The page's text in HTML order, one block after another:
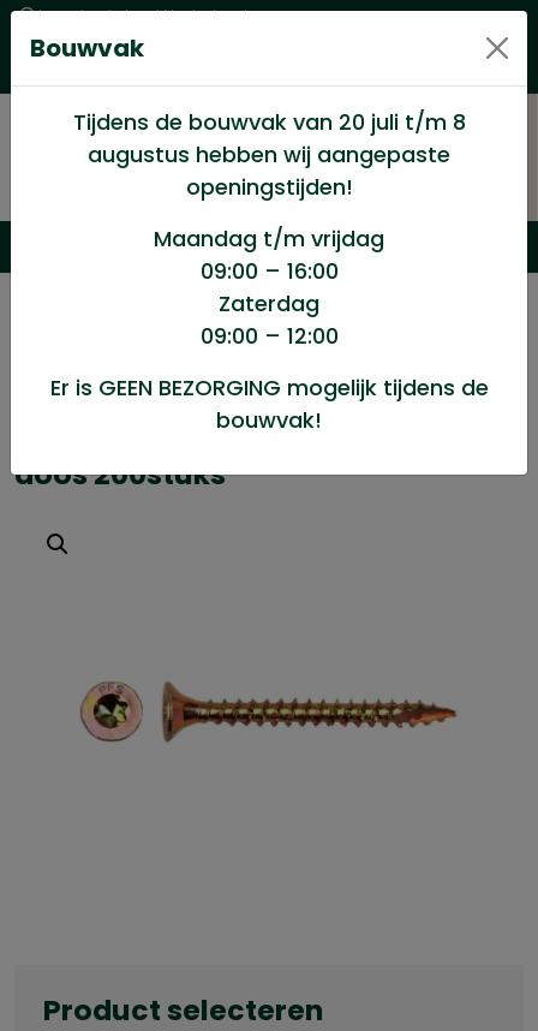
Levering in heel Nederland
Goede kwaliteitsproducten met een eerlijke prijs
Schroeven/
Spaanplaatschroef Torx 3.5×20 doos 200stuks
Spaanplaatschroef Torx 3.5x20
doos 200stuks
Product selecteren
Bouwvak
Tijdens de bouwvak van 20 juli t/m 8
augustus hebben wij aangepaste
openingstijden!
Maandag t/m vrijdag
09:00 – 16:00
Zaterdag
09:00 – 12:00
Er is GEEN BEZORGING mogelijk tijdens de
bouwvak!